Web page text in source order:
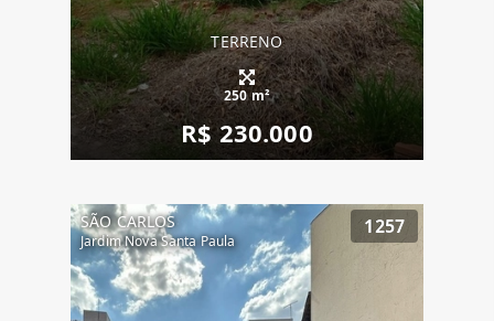
TERRENO
250 m²
R$ 230.000
SÃO CARLOS
Jardim Nova Santa Paula
1257